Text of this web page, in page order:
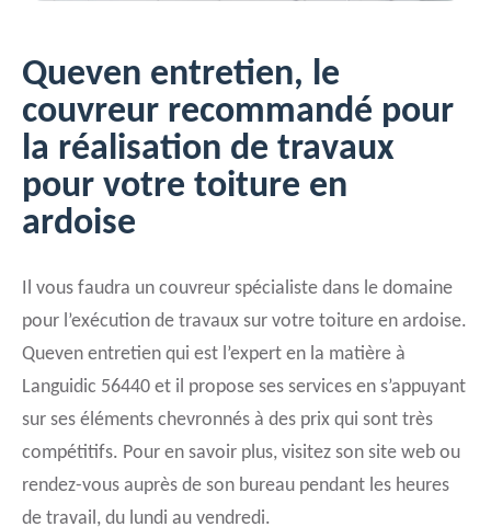
Queven entretien, le
couvreur recommandé pour
la réalisation de travaux
pour votre toiture en
ardoise
Il vous faudra un couvreur spécialiste dans le domaine
pour l’exécution de travaux sur votre toiture en ardoise.
Queven entretien qui est l’expert en la matière à
Languidic 56440 et il propose ses services en s’appuyant
sur ses éléments chevronnés à des prix qui sont très
compétitifs. Pour en savoir plus, visitez son site web ou
rendez-vous auprès de son bureau pendant les heures
de travail, du lundi au vendredi.